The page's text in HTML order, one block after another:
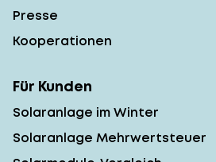
Presse
Kooperationen
Für Kunden
Solaranlage im Winter
Solaranlage Mehrwertsteuer